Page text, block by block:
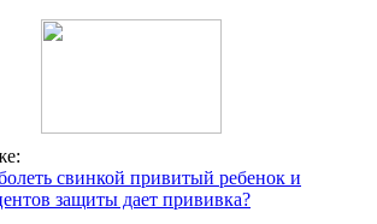
свинкой привитый ребенок и
защиты дает прививка?